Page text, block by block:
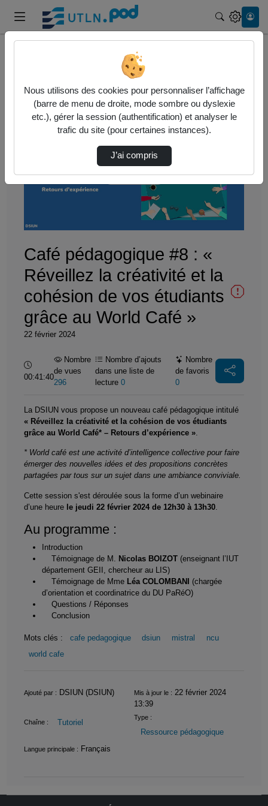
Café pédagogique #8 : « Réveillez la créativ…
Lire
la
vidéo
Café pédagogique #8 : «
Réveillez la créativité et la
cohésion de vos étudiants
grâce au World Café »
22 février 2024
Durée :
00:41:40
Nombre
de vues
296
Nombre d’ajouts
dans une liste de
lecture 0
Nombre
de favoris
0
La DSIUN vous propose un nouveau café pédagogique intitulé
« Réveillez la créativité et la cohésion de vos étudiants
grâce au World Café* – Retours d’expérience »
* World café est une activité d’intelligence collective pour faire
émerger des nouvelles idées et des propositions concrètes
partagées par tous sur un sujet dans une ambiance conviviale.
Cette session s'est déroulée sous la forme d’un webinaire
d’une heure le jeudi 22 février 2024 de 12h30 à 13h30.
Au programme :
Introduction
Témoignage de M.
Nicolas BOIZOT(enseignant l’IUT
département GEII, chercheur au LIS)
Témoignage de Mme Léa COLOMBANI (chargée
d’orientation et coordinatrice du DU PaRéO)
Questions / Réponses
Conclusion
Mots clés : cafe pedagogique dsiun mistral
ncu
world cafe
Informations
Ajouté par : DSIUN (DSIUN) Mis à jour le : 22 février 2024
13:39
Chaîne : Tutoriel
Type :
Ressource pédagogique
Langue principale : Français
Nous utilisons des cookies pour personnaliser l’affichage
(barre de menu de droite, mode sombre ou dyslexie
etc.), gérer la session (authentification) et analyser le
trafic du site (pour certaines instances).
J’ai compris